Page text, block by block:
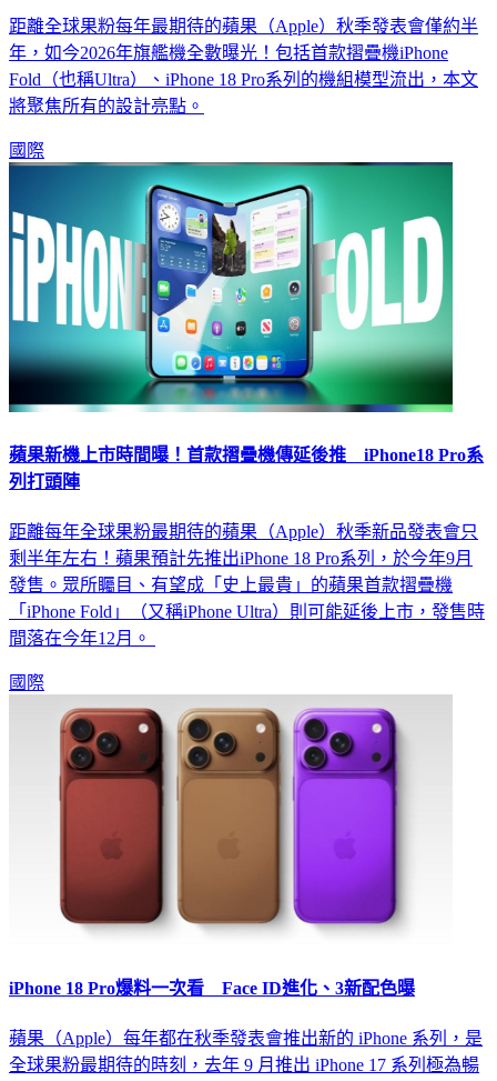
距離全球果粉每年最期待的蘋果（Apple）秋季發表會僅約半
年，如今2026年旗艦機全數曝光！包括首款摺疊機iPhone
Fold（也稱Ultra）、iPhone 18 Pro系列的機組模型流出，本文
將聚焦所有的設計亮點。
國際
蘋果新機上市時間曝！首款摺疊機傳延後推 iPhone18 Pro系
列打頭陣
距離每年全球果粉最期待的蘋果（Apple）秋季新品發表會只
剩半年左右！蘋果預計先推出iPhone 18 Pro系列，於今年9月
發售。眾所矚目、有望成「史上最貴」的蘋果首款摺疊機
「iPhone Fold」（又稱iPhone Ultra）則可能延後上市，發售時
間落在今年12月。
國際
iPhone 18 Pro爆料一次看 Face ID進化、3新配色曝
蘋果（Apple）每年都在秋季發表會推出新的 iPhone 系列，是
全球果粉最期待的時刻，去年 9 月推出 iPhone 17 系列極為暢